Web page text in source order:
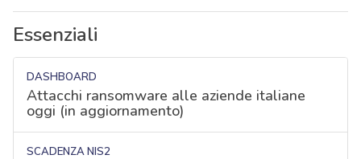
Essenziali
DASHBOARD
Attacchi ransomware alle aziende italiane
oggi (in aggiornamento)
SCADENZA NIS2